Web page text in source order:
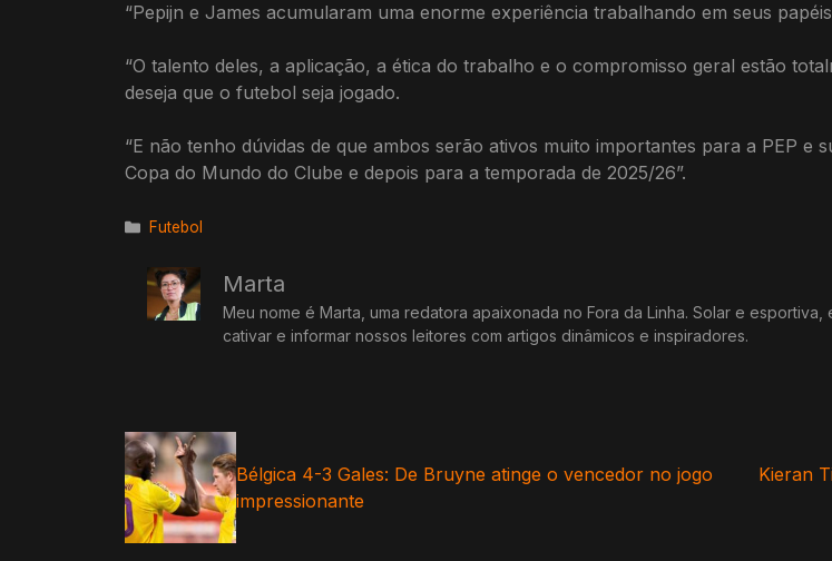
“Pepijn e James acumularam uma enorme experiência trabalhando em seus
“O talento deles, a aplicação, a ética do trabalho e o compromisso geral estão
deseja que o futebol seja jogado.
“E não tenho dúvidas de que ambos serão ativos muito importantes para a PEP
Copa do Mundo do Clube e depois para a temporada de 2025/26”.
Categorias
Futebol
Marta
Meu nome é Marta, uma redatora apaixonada no Fora da Linha. Solar e
cativar e informar nossos leitores com artigos dinâmicos e inspiradores.
Bélgica 4-3 Gales: De Bruyne atinge o vencedor no jogo
impressionante
Kieran